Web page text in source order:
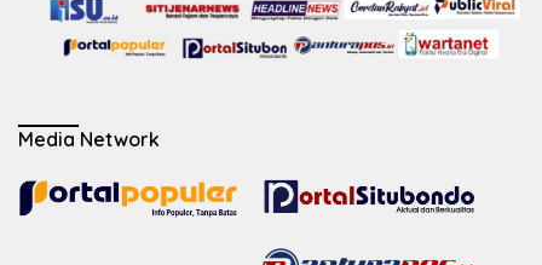
Media Network